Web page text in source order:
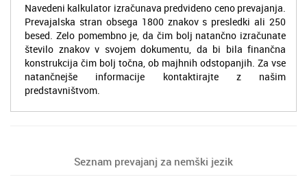
Navedeni kalkulator izračunava predvideno ceno prevajanja.
Prevajalska stran obsega 1800 znakov s presledki ali 250
besed. Zelo pomembno je, da čim bolj natančno izračunate
število znakov v svojem dokumentu, da bi bila finančna
konstrukcija čim bolj točna, ob majhnih odstopanjih. Za vse
natančnejše informacije kontaktirajte z našim
predstavništvom.
Seznam prevajanj za nemški jezik